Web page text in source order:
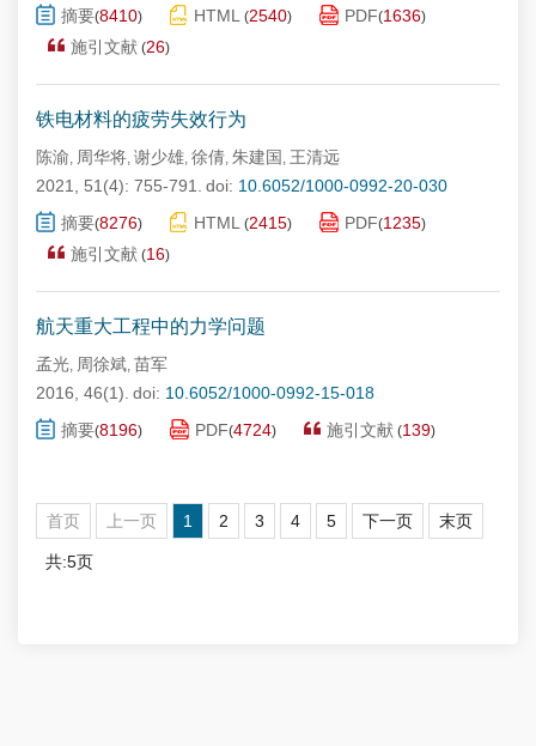
摘要(8410) HTML (2540) PDF(1636)
施引文献 (26)
铁电材料的疲劳失效行为
陈渝, 周华将, 谢少雄, 徐倩, 朱建国 , 王清远
2021, 51(4): 755-791.
doi: 10.6052/1000-0992-20-030
摘要(8276) HTML (2415) PDF(1235)
施引文献 (16)
航天重大工程中的力学问题
孟光, 周徐斌, 苗军
2016, 46(1). doi: 10.6052/1000-0992-15-018
摘要(8196) PDF(4724) 施引文献 (139)
首页 上一页 1 2 3 4 5 下一页 末页
共:5页